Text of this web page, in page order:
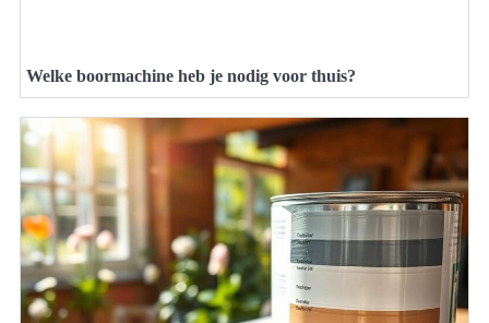
Welke boormachine heb je nodig voor thuis?